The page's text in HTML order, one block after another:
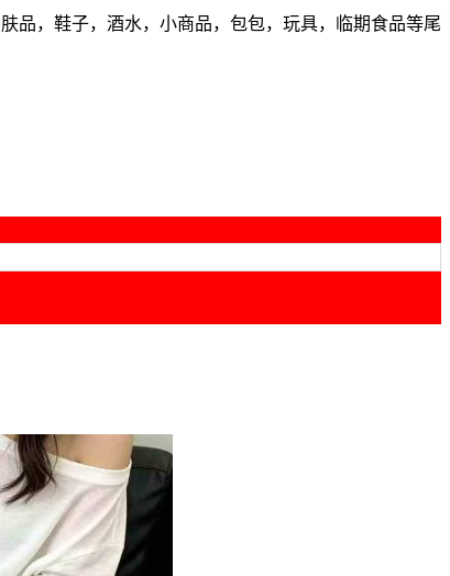
品，鞋子，酒水，小商品，包包，玩具，临期食品等尾